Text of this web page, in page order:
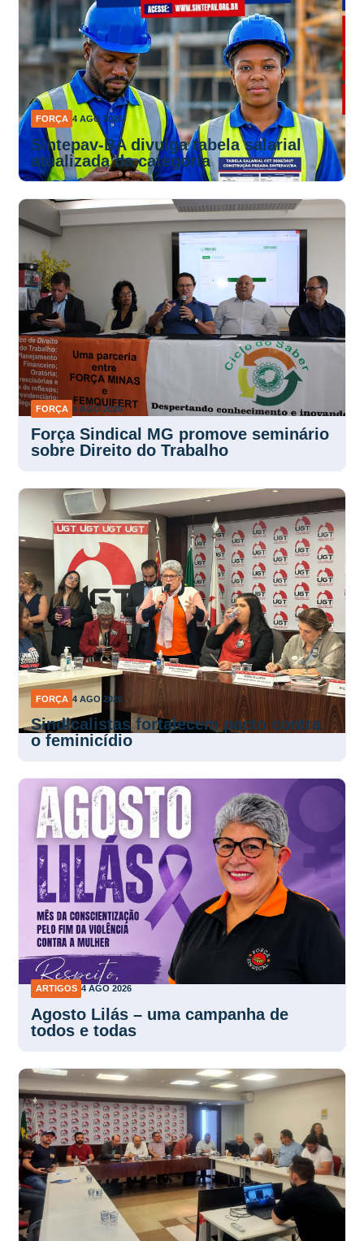
FORÇA 4 AGO 2026
Sintepav-BA divulga tabela salarial
atualizada da categoria
FORÇA 4 AGO 2026
Força Sindical MG promove seminário
sobre Direito do Trabalho
FORÇA 4 AGO 2026
Sindicalistas fortalecem pacto contra
o feminicídio
ARTIGOS 4 AGO 2026
Agosto Lilás – uma campanha de
todos e todas